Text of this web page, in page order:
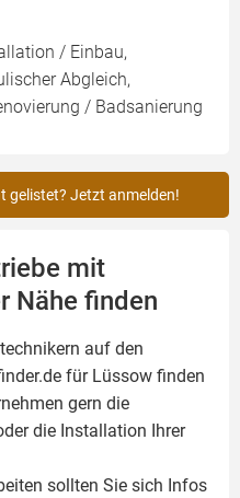
/ Einbau,
Abgleich,
/ Badsanierung
gelistet? Jetzt anmelden!
mit
Nähe finden
auf den
für Lüssow finden
gern die
die Installation Ihrer
sollten Sie sich Infos